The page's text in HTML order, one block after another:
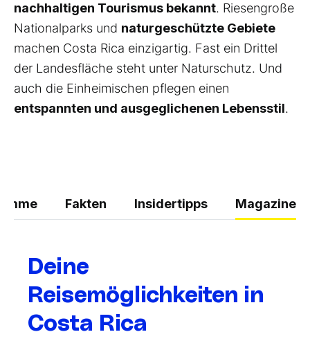
nachhaltigen Tourismus bekannt. Riesengroße
Nationalparks und naturgeschützte Gebiete
machen Costa Rica einzigartig. Fast ein Drittel
der Landesfläche steht unter Naturschutz. Und
auch die Einheimischen pflegen einen
entspannten und ausgeglichenen Lebensstil.
Fakten Insidertipps Magazine
Deine
Reisemöglichkeiten in
Costa Rica